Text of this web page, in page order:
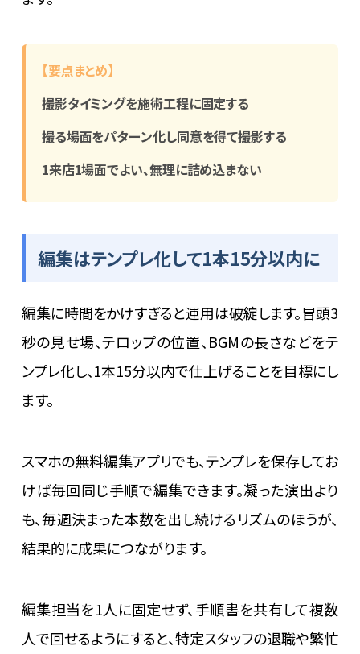
【要点まとめ】
撮影タイミングを施術工程に固定する
撮る場面をパターン化し同意を得て撮影する
1来店1場面でよい、無理に詰め込まない
編集はテンプレ化して1本15分以内に
編集に時間をかけすぎると運用は破綻します。冒頭3
秒の見せ場、テロップの位置、BGMの長さなどをテ
ンプレ化し、1本15分以内で仕上げることを目標にし
ます。
スマホの無料編集アプリでも、テンプレを保存してお
けば毎回同じ手順で編集できます。凝った演出より
も、毎週決まった本数を出し続けるリズムのほうが、
結果的に成果につながります。
編集担当を1人に固定せず、手順書を共有して複数
人で回せるようにすると、特定スタッフの退職や繁忙